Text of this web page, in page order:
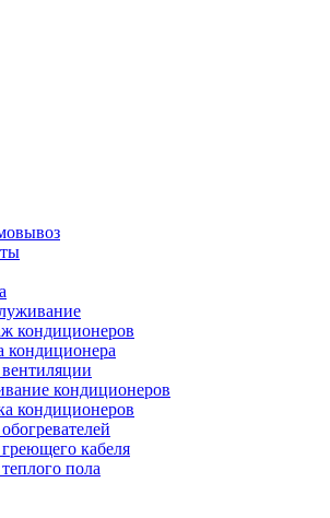
кондиционеров
кондиционера
кондиционеров
кондиционеров
кабеля
пола